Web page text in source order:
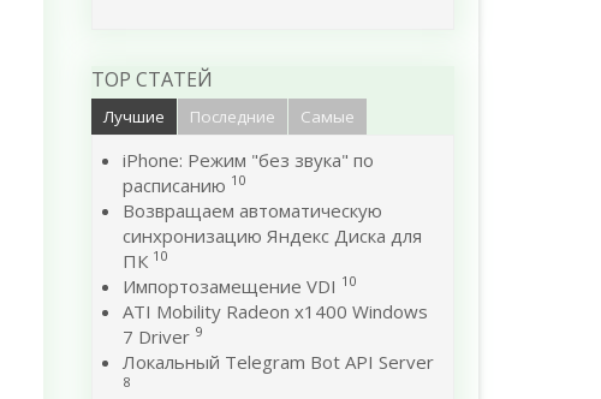
TOP СТАТЕЙ
Лучшие Последние Самые
iPhone: Режим "без звука" по
расписанию 10
Возвращаем автоматическую
синхронизацию Яндекс Диска для
ПК 10
Импортозамещение VDI 10
ATI Mobility Radeon x1400 Windows
7 Driver 9
Локальный Telegram Bot API Server
8